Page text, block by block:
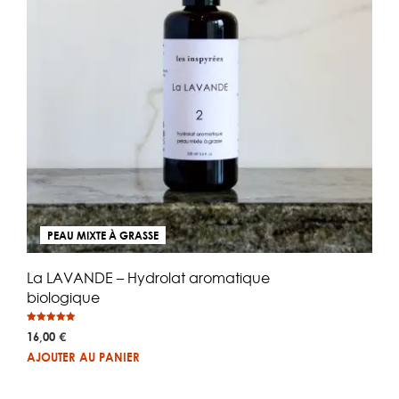
PEAU MIXTE À GRASSE
La LAVANDE – Hydrolat aromatique
biologique
5.00
16,00 €
AJOUTER AU PANIER